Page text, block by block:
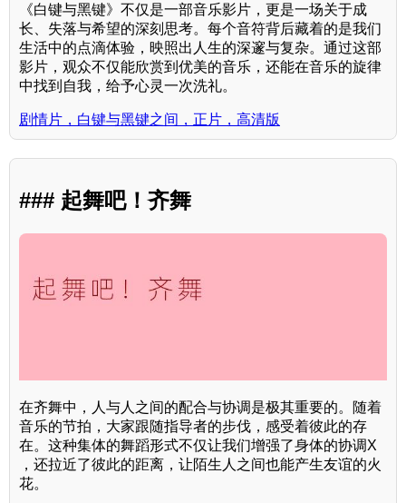
《白键与黑键》不仅是一部音乐影片，更是一场关于成
长、失落与希望的深刻思考。每个音符背后藏着的是我们
生活中的点滴体验，映照出人生的深邃与复杂。通过这部
影片，观众不仅能欣赏到优美的音乐，还能在音乐的旋律
中找到自我，给予心灵一次洗礼。
剧情片，白键与黑键之间，正片，高清版
### 起舞吧！齐舞
在齐舞中，人与人之间的配合与协调是极其重要的。随着
音乐的节拍，大家跟随指导者的步伐，感受着彼此的存
在。这种集体的舞蹈形式不仅让我们增强了身体的协调X
，还拉近了彼此的距离，让陌生人之间也能产生友谊的火
花。